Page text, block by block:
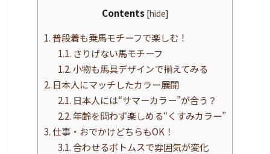
Contents [hide]
1.普段着も乗馬モチーフで楽しむ！
1.1. さりげない馬モチーフ
1.2.小物も馬具デザインで揃えてみる
2. 日本人にマッチしたカラー展開
2.1. 日本人には“サマーカラー”が合う？
2.2.年齢を問わず楽しめる“くすみカラー”
3.仕事・おでかけどちらもOK！
3.1.合わせるボトムスで雰囲気が変化